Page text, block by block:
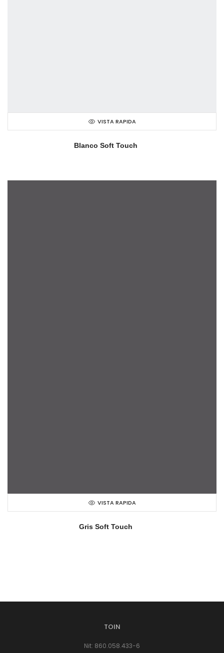
VISTA RAPIDA
Blanco Soft Touch
VISTA RAPIDA
Gris Soft Touch
TOIN
Nit: 860.058.433-6